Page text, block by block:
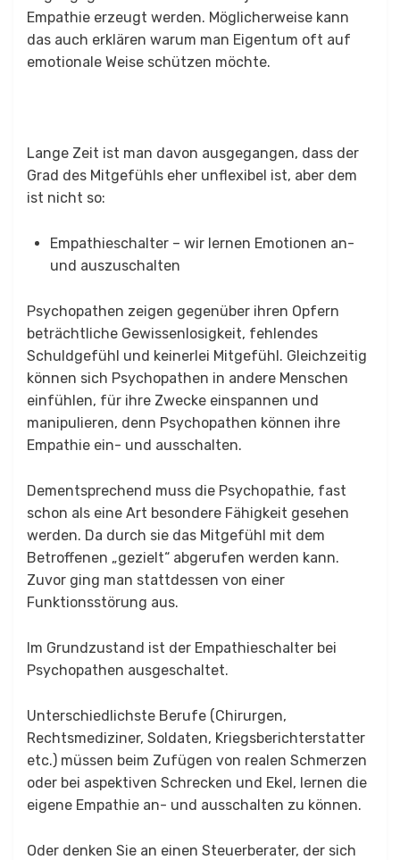
Empathie erzeugt werden. Möglicherweise kann
das auch erklären warum man Eigentum oft auf
emotionale Weise schützen möchte.
Lange Zeit ist man davon ausgegangen, dass der
Grad des Mitgefühls eher unflexibel ist, aber dem
ist nicht so:
Empathieschalter – wir lernen Emotionen an-
und auszuschalten
Psychopathen zeigen gegenüber ihren Opfern
beträchtliche Gewissenlosigkeit, fehlendes
Schuldgefühl und keinerlei Mitgefühl. Gleichzeitig
können sich Psychopathen in andere Menschen
einfühlen, für ihre Zwecke einspannen und
manipulieren, denn Psychopathen können ihre
Empathie ein- und ausschalten.
Dementsprechend muss die Psychopathie, fast
schon als eine Art besondere Fähigkeit gesehen
werden. Da durch sie das Mitgefühl mit dem
Betroffenen „gezielt“ abgerufen werden kann.
Zuvor ging man stattdessen von einer
Funktionsstörung aus.
Im Grundzustand ist der Empathieschalter bei
Psychopathen ausgeschaltet.
Unterschiedlichste Berufe (Chirurgen,
Rechtsmediziner, Soldaten, Kriegsberichterstatter
etc.) müssen beim Zufügen von realen Schmerzen
oder bei aspektiven Schrecken und Ekel, lernen die
eigene Empathie an- und ausschalten zu können.
Oder denken Sie an einen Steuerberater, der sich